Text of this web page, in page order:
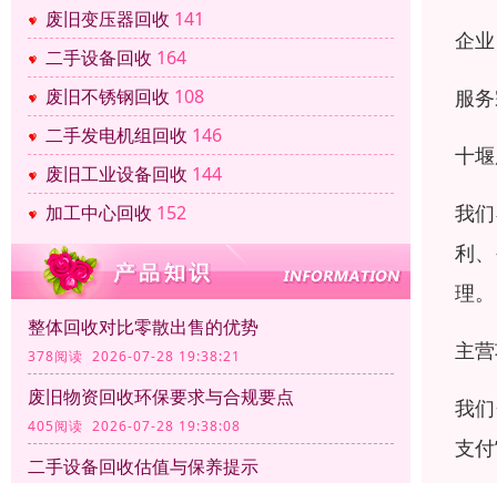
废旧变压器回收 141
二手设备回收 164
废旧不锈钢回收 108
二手发电机组回收 146
废旧工业设备回收 144
加工中心回收 152
整体回收对比零散出售的优势
378阅读 2026-07-28 19:38:21
废旧物资回收环保要求与合规要点
405阅读 2026-07-28 19:38:08
二手设备回收估值与保养提示
企
服
十
我
利
理。
主
我
支